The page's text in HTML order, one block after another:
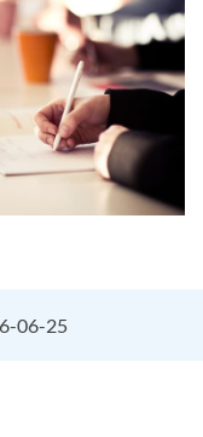
06-25